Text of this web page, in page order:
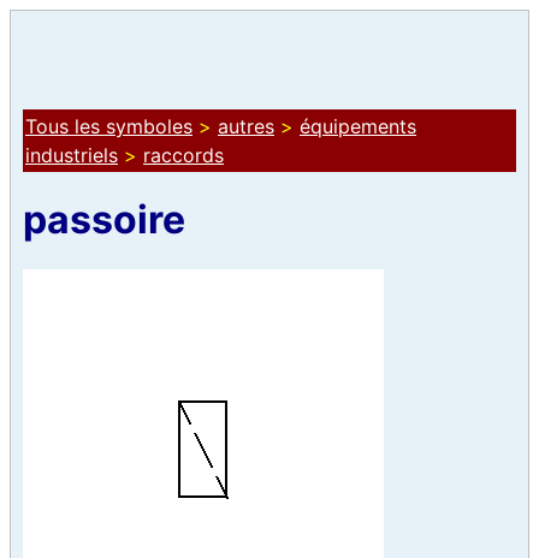
Tous les symboles > autres > équipements
industriels > raccords
passoire